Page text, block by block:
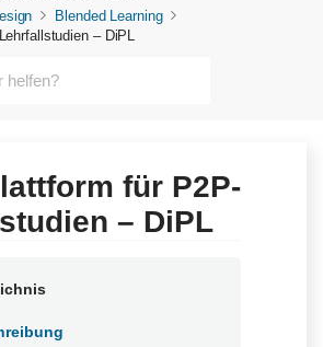
Blended Learning
– DiPL
für P2P-
– DiPL